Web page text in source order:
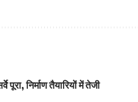
पूरा, निर्माण तैयारियों में तेजी